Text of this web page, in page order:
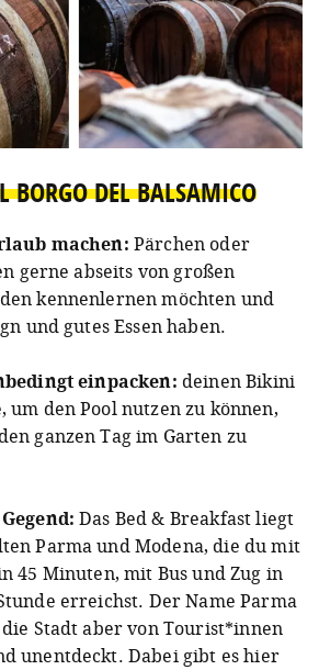
BORGO DEL BALSAMICO
machen: Pärchen oder
gerne abseits von großen
kennenlernen möchten und
und gutes Essen haben.
einpacken: deinen Bikini
um den Pool nutzen zu können,
ganzen Tag im Garten zu
Das Bed & Breakfast liegt
Parma und Modena, die du mit
45 Minuten, mit Bus und Zug in
erreichst. Der Name Parma
Stadt aber von Tourist*innen
unentdeckt. Dabei gibt es hier